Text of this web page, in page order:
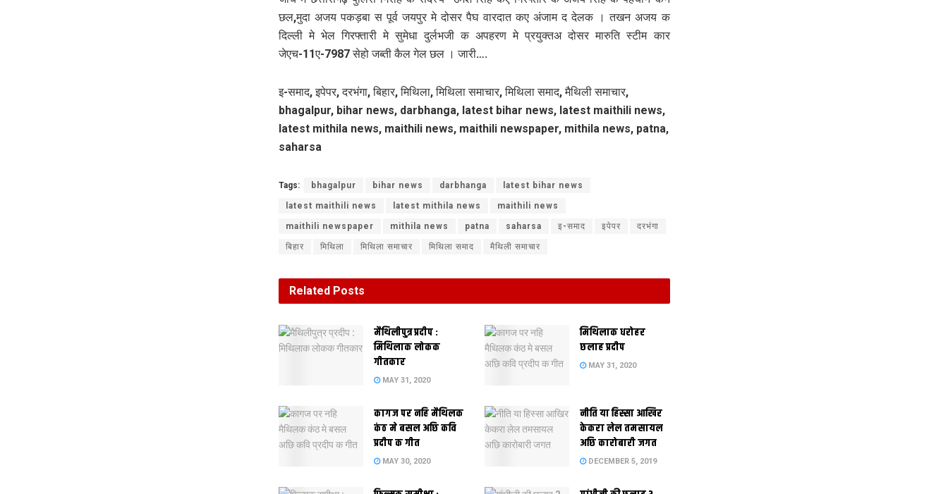
छल,मुदा अजय पकड़बा स पूर्व जयपुर मे दोसर पैघ वारदात कए अंजाम द देलक । तखन अजय क
दिल्‍ली मे भेल गिरफ्तारी मे सुमेधा दुर्लभजी क अपहरण मे प्रयुक्तअ दोसर मारुति स्टीम कार
जेएच-11ए-7987 सेहो जब्ती कैल गेल छल । जारी….
इ-समाद, इपेपर, दरभंगा, बिहार, मिथिला, मिथिला समाचार, मिथिला समाद, मैथिली समाचार,
bhagalpur, bihar news, darbhanga, latest bihar news, latest maithili news,
latest mithila news, maithili news, maithili newspaper, mithila news, patna,
saharsa
Tags: bhagalpur bihar news darbhanga latest bihar news
latest maithili news latest mithila news maithili news
maithili newspaper mithila news patna saharsa इ-समाद इपेपर दरभंगा
बिहार मिथिला मिथिला समाचार मिथिला समाद मैथिली समाचार
Related Posts
मैथिलीपुत्र प्रदीप :
मिथिलाक लोकक
गीतकार
MAY 31, 2020
मिथिलाक धरोहर
छलाह प्रदीप
MAY 31, 2020
कागज पर नहि मैथिलक
कंठ मे बसल अछि कवि
प्रदीप क गीत
MAY 30, 2020
नीति या हिस्सा आखिर
केकरा लेल तमसायल
अछि कारोबारी जगत
DECEMBER 5, 2019